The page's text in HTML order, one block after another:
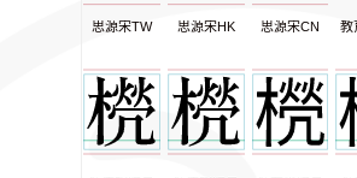
思源宋TW 思源宋HK 思源宋CN 教